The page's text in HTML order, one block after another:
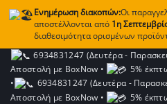
Ενημέρωση διακοπών:Οι
αποστέλλονται από 1η
διαθεσιμότητα ορισμένων
Μετάβαση
στο
περιεχόμενο
6934831247 (Δευτέρα -
Αποστολή με BoxNow •
5%
•
6934831247 (Δευτέρα -
Αποστολή με BoxNow •
5%